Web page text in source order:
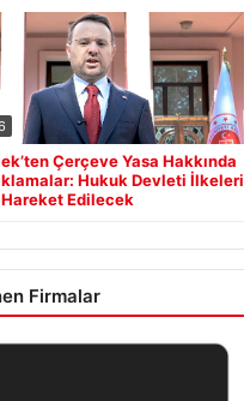
Çerçeve Yasa Hakkında
Hukuk Devleti İlkeleri
Edilecek
Firmalar